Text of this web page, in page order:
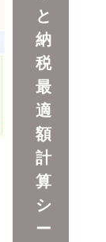
と
納
税
最
適
額
計
算
シ
ー